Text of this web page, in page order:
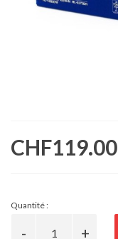
CHF119.00
Quantité :